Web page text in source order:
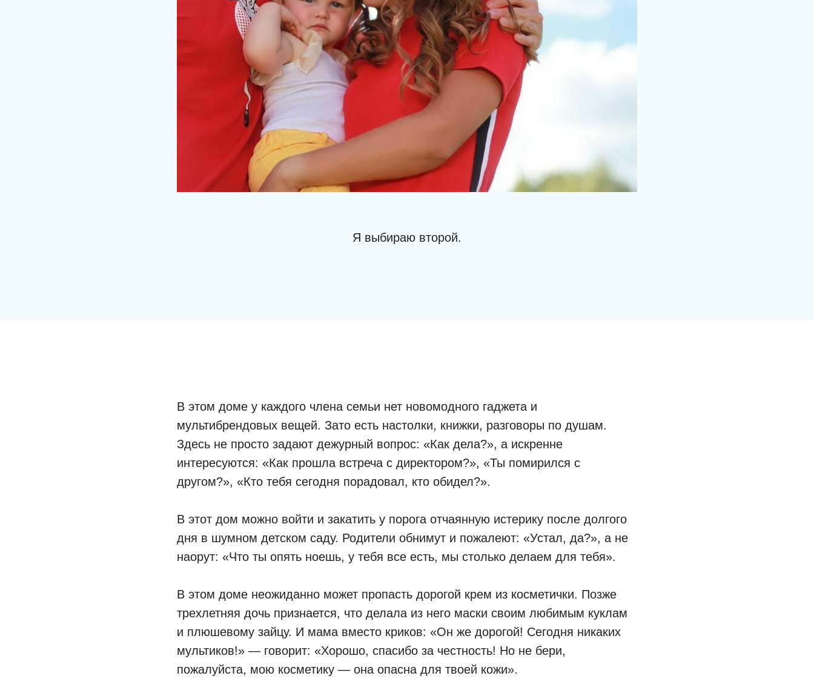
Я выбираю второй.
В этом доме у каждого члена семьи нет новомодного гаджета и
мультибрендовых вещей. Зато есть настолки, книжки, разговоры по душам.
Здесь не просто задают дежурный вопрос: «Как дела?», а искренне
интересуются: «Как прошла встреча с директором?», «Ты помирился с
другом?», «Кто тебя сегодня порадовал, кто обидел?».
В этот дом можно войти и закатить у порога отчаянную истерику после долгого
дня в шумном детском саду. Родители обнимут и пожалеют: «Устал, да?», а не
наорут: «Что ты опять ноешь, у тебя все есть, мы столько делаем для тебя».
В этом доме неожиданно может пропасть дорогой крем из косметички. Позже
трехлетняя дочь признается, что делала из него маски своим любимым куклам
и плюшевому зайцу. И мама вместо криков: «Он же дорогой! Сегодня никаких
мультиков!» — говорит: «Хорошо, спасибо за честность! Но не бери,
пожалуйста, мою косметику — она опасна для твоей кожи».